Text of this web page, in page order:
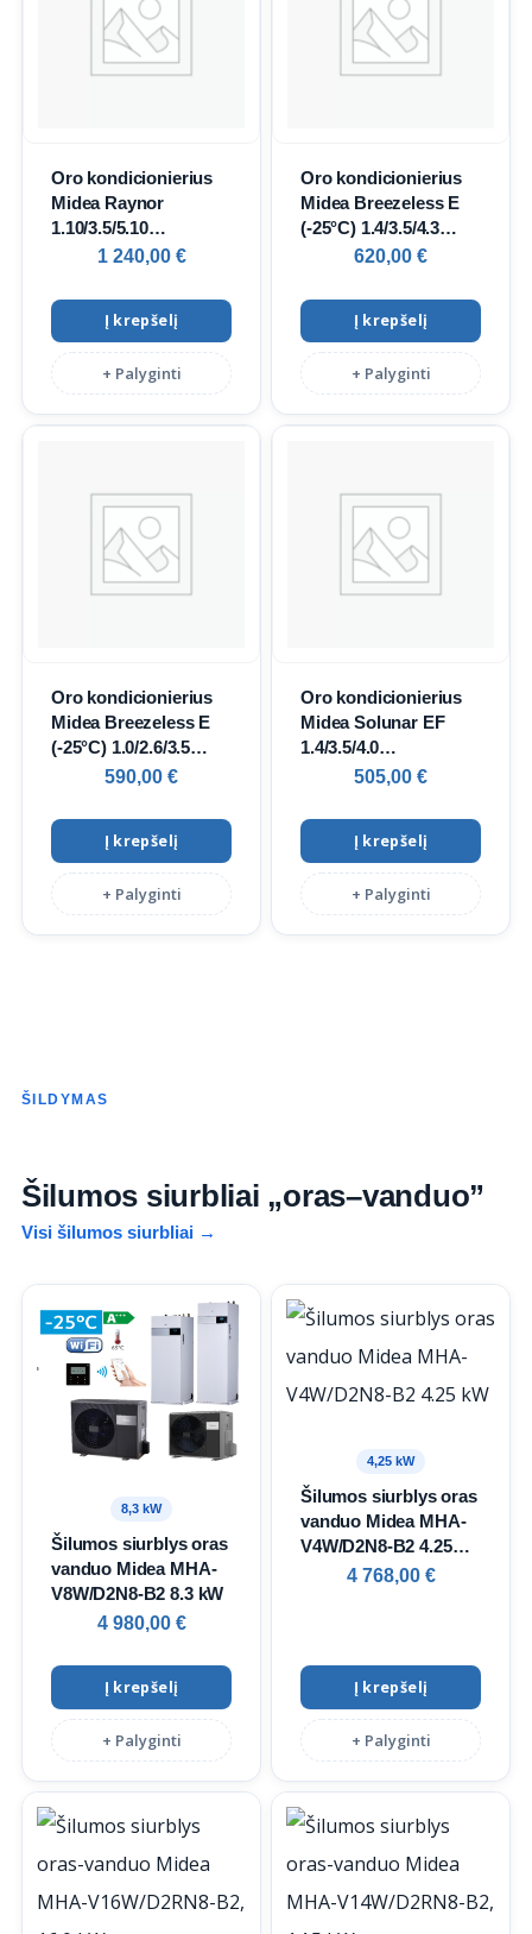
Oro kondicionierius
Midea Raynor
1.10/3.5/5.10
kW/1.0/4.20/8.0 kW
1 240,00 €
Į krepšelį
+ Palyginti
Oro kondicionierius
Midea Breezeless E
(-25°C) 1.4/3.5/4.3
kW/1.1/3.81/4.4 kW
620,00 €
Į krepšelį
+ Palyginti
Oro kondicionierius
Midea Breezeless E
(-25°C) 1.0/2.6/3.5
kW/1.0/2.93/4.0 kW
590,00 €
Į krepšelį
+ Palyginti
Oro kondicionierius
Midea Solunar EF
1.4/3.5/4.0
kW/1.07/3.8/4.3 kW
505,00 €
Į krepšelį
+ Palyginti
ŠILDYMAS
Šilumos siurbliai „oras–vanduo”
Visi šilumos siurbliai →
8,3 kW
Šilumos siurblys oras
vanduo Midea MHA-
V8W/D2N8-B2 8.3 kW
4 980,00 €
Į krepšelį
+ Palyginti
4,25 kW
Šilumos siurblys oras
vanduo Midea MHA-
V4W/D2N8-B2 4.25
4 768,00 €
Į krepšelį
+ Palyginti